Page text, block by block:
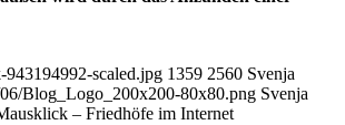
scaled.jpg 1359 2560 Svenja
Blog_Logo_200x200-80x80.png Svenja
– Friedhöfe im Internet